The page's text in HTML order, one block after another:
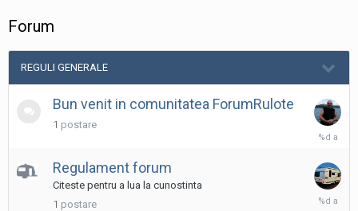
Forum
REGULI GENERALE
Bun venit in comunitatea ForumRulote
1 postare
10
2016
Regulament forum
Citeste pentru a lua la cunostinta
1 postare
14